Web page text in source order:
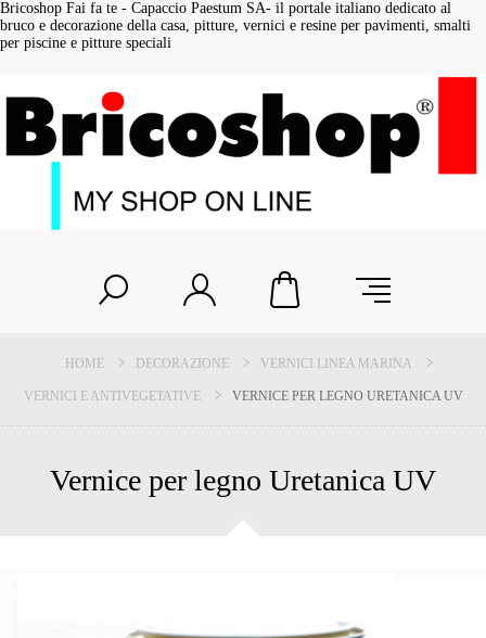
Bricoshop Fai fa te - Capaccio Paestum SA- il portale italiano dedicato al
bruco e decorazione della casa, pitture, vernici e resine per pavimenti, smalti
per piscine e pitture speciali
HOME DECORAZIONE VERNICI LINEA MARINA
VERNICI E ANTIVEGETATIVE VERNICE PER LEGNO URETANICA UV
Vernice per legno Uretanica UV